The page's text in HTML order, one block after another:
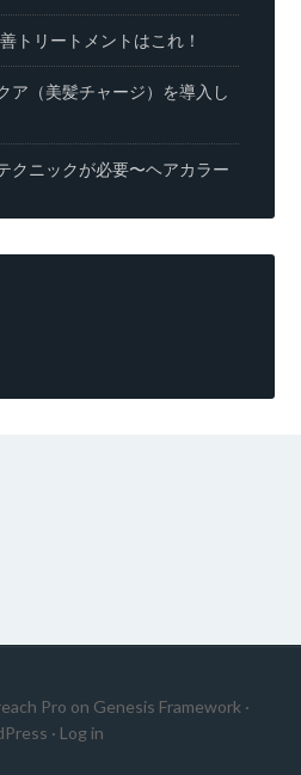
トリートメントはこれ！
ア（美髪チャージ）を導入し
クニックが必要〜ヘアカラー
Pro on Genesis Framework ·
· Log in